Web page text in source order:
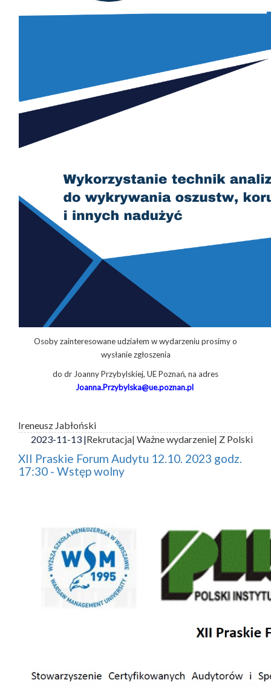
Osoby zainteresowane udziałem w wydarzeniu prosimy o
wysłanie zgłoszenia
do dr Joanny Przybylskiej, UE Poznań, na adres
Joanna.Przybylska@ue.poznan.pl
Ireneusz Jabłoński
2023-11-13 |Rekrutacja| Ważne wydarzenie| Z Polski
XII Praskie Forum Audytu 12.10. 2023 godz.
17:30 - Wstęp wolny